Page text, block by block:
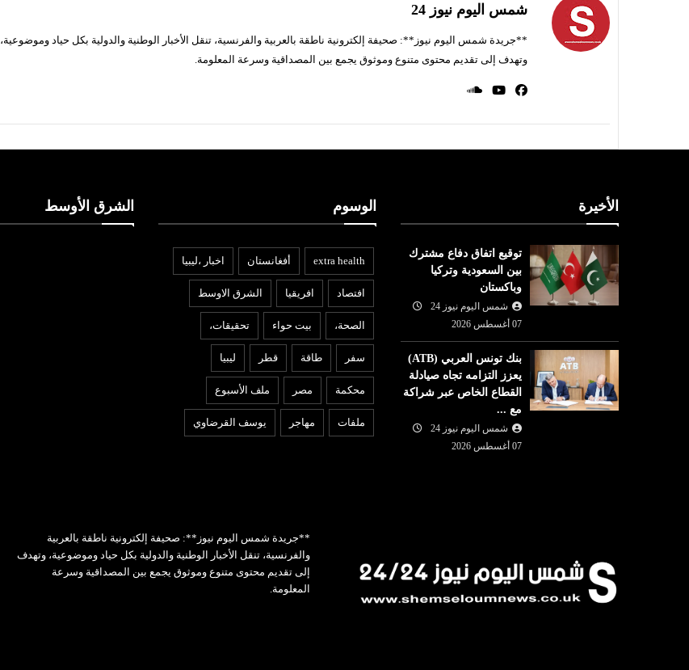
شمس اليوم نيوز 24
**جريدة شمس اليوم نيوز**: صحيفة إلكترونية ناطقة بالعربية والفرنسية، تنقل الأخبار الوطنية والدولية بكل حياد وموضوعية،
وتهدف إلى تقديم محتوى متنوع وموثوق يجمع بين المصداقية وسرعة المعلومة.
الأخيرة
توقيع اتفاق دفاع مشترك
بين السعودية وتركيا
وباكستان
شمس اليوم نيوز 24
07 أغسطس 2026
بنك تونس العربي (ATB)
يعزز التزامه تجاه صيادلة
القطاع الخاص عبر شراكة
مع ...
شمس اليوم نيوز 24
07 أغسطس 2026
الوسوم
extra health أفغانستان اخبار ،ليبيا
افتصاد افريقيا الشرق الاوسط
الصحة، بيت حواء تحقيقات،
سفر طاقة قطر ليبيا
محكمة مصر ملف الأسبوع
ملفات مهاجر يوسف القرضاوي
الشرق الأوسط
**جريدة شمس اليوم نيوز**: صحيفة إلكترونية ناطقة بالعربية
والفرنسية، تنقل الأخبار الوطنية والدولية بكل حياد وموضوعية، وتهدف
إلى تقديم محتوى متنوع وموثوق يجمع بين المصداقية وسرعة
المعلومة.